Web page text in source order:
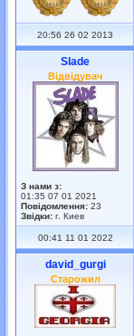
20:56 26 02 2013
Slade
Відвідувач
З нами з:
01:35 07 01 2021
Повідомлення: 23
Звідки: г. Киев
00:41 11 01 2022
david_gurgi
Старожил